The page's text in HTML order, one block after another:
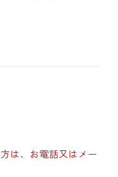
は、お電話又はメー